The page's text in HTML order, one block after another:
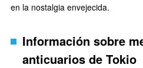
en la nostalgia envejecida.
Información sobre
anticuarios de Tokio